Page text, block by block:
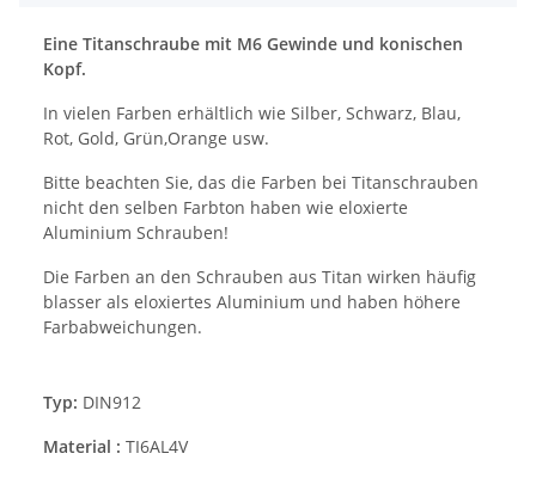
Eine Titanschraube mit M6 Gewinde und konischen
Kopf.
In vielen Farben erhältlich wie Silber, Schwarz, Blau,
Rot, Gold, Grün,Orange usw.
Bitte beachten Sie, das die Farben bei Titanschrauben
nicht den selben Farbton haben wie eloxierte
Aluminium Schrauben!
Die Farben an den Schrauben aus Titan wirken häufig
blasser als eloxiertes Aluminium und haben höhere
Farbabweichungen.
Typ: DIN912
Material : TI6AL4V